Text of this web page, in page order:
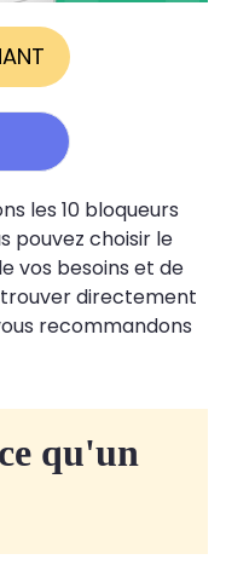
les 10 bloqueurs
pouvez choisir le
vos besoins et de
trouver directement
recommandons
qu'un